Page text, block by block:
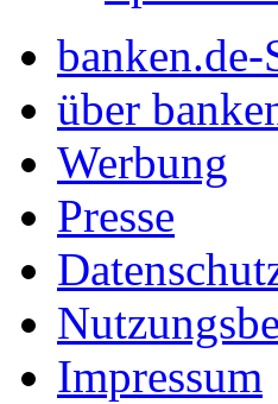
banken.de-
über
Werbung
Presse
Impressum